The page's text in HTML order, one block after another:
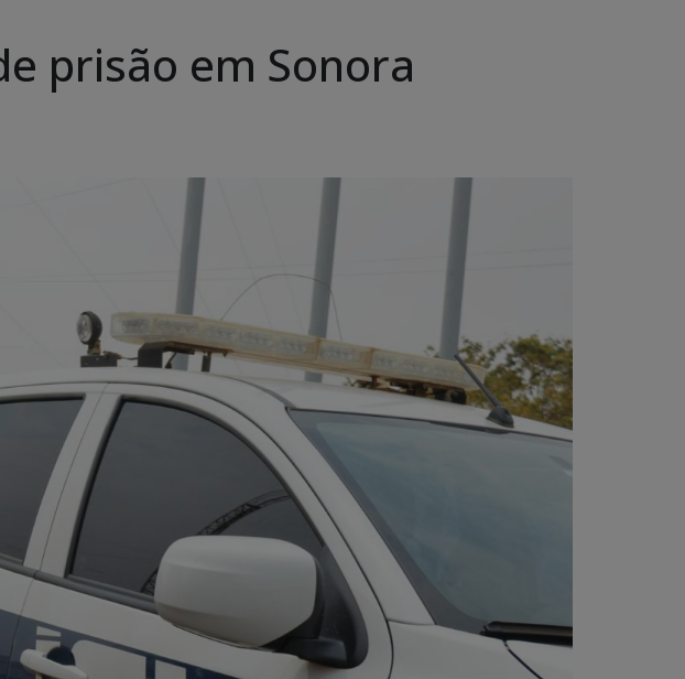
prisão em Sonora